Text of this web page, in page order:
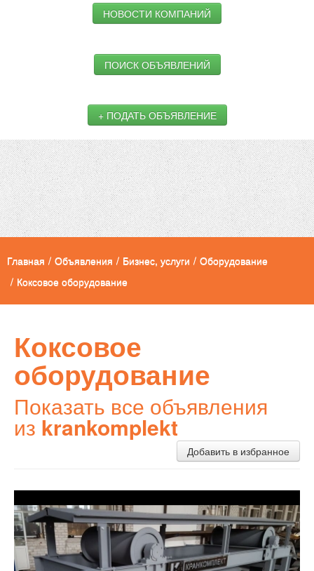
НОВОСТИ КОМПАНИЙ
ПОИСК ОБЪЯВЛЕНИЙ
+ ПОДАТЬ ОБЪЯВЛЕНИЕ
Главная / Объявления / Бизнес, услуги / Оборудование
/ Коксовое оборудование
Коксовое
оборудование
Показать все объявления
из krankomplekt
Добавить в избранное